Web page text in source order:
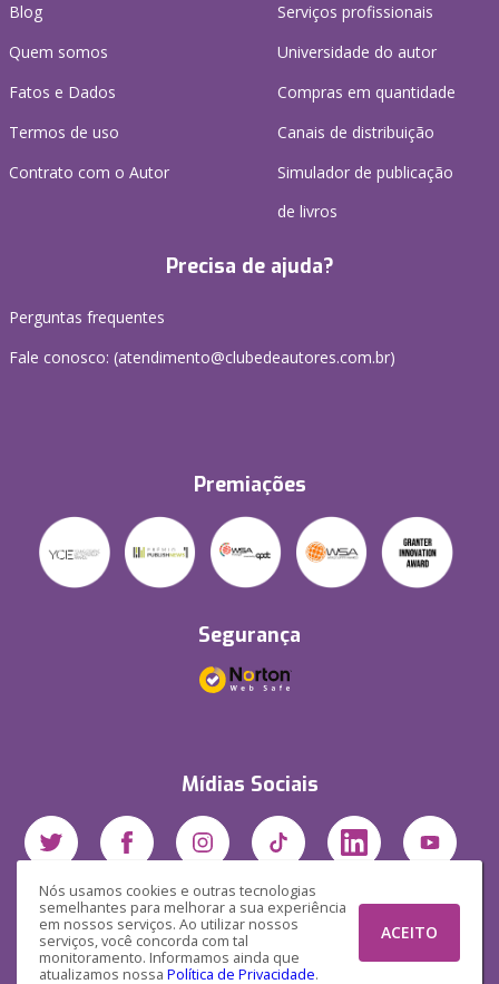
Nós usamos cookies e outras tecnologias
semelhantes para melhorar a sua experiência
em nossos serviços. Ao utilizar nossos
serviços, você concorda com tal
monitoramento. Informamos ainda que
atualizamos nossa Política de Privacidade.
ACEITO
Blog
Quem somos
Fatos e Dados
Termos de uso
Contrato com o Autor
Serviços profissionais
Universidade do autor
Compras em quantidade
Canais de distribuição
Simulador de publicação
de livros
Precisa de ajuda?
Perguntas frequentes
Fale conosco: (atendimento@clubedeautores.com.br)
Premiações
Segurança
Mídias Sociais